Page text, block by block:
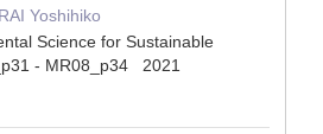
Yoshihiko
Science for Sustainable
- MR08_p34 2021